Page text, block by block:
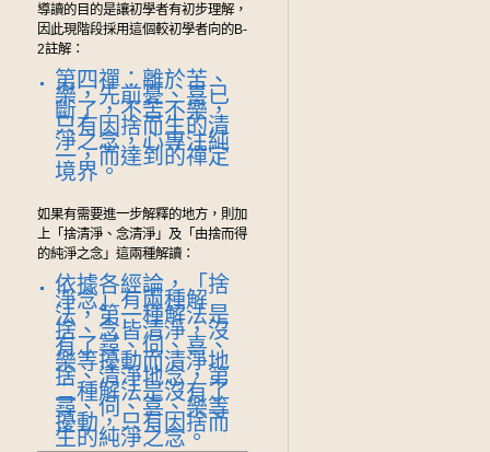
導讀的目的是讓初學者有初步理解，
因此現階段採用這個較初學者向的B-
2註解：
第四禪：離於苦、
樂，先前憂、喜已
斷了，不苦不樂，
只有因捨而生的清
淨之念，心專注純
一，而達到的禪定
境界。
如果有需要進一步解釋的地方，則加
上「捨清淨、念清淨」及「由捨而得
的純淨之念」這兩種解讀：
依據各經論，「捨
淨念」有兩種解
法，第一種解法是
捨、念皆清淨，沒
有了尋、伺、喜、
樂等擾動而清淨地
捨、清淨地念，第
二種解法是沒有了
尋、伺、喜、樂等
擾動，只有因捨而
生的純淨之念。